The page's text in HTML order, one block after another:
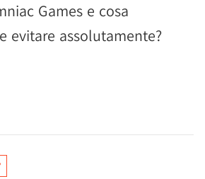
Games e cosa
evitare assolutamente?